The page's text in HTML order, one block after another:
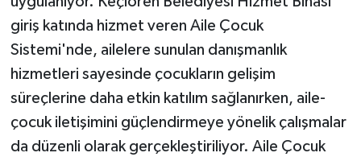
giriş katında hizmet veren Aile Çocuk
Sistemi'nde, ailelere sunulan danışmanlık
hizmetleri sayesinde çocukların gelişim
süreçlerine daha etkin katılım sağlanırken, aile-
çocuk iletişimini güçlendirmeye yönelik çalışmalar
da düzenli olarak gerçekleştiriliyor. Aile Çocuk